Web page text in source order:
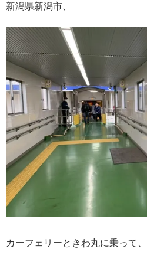
新潟県新潟市、
カーフェリーときわ丸に乗って、